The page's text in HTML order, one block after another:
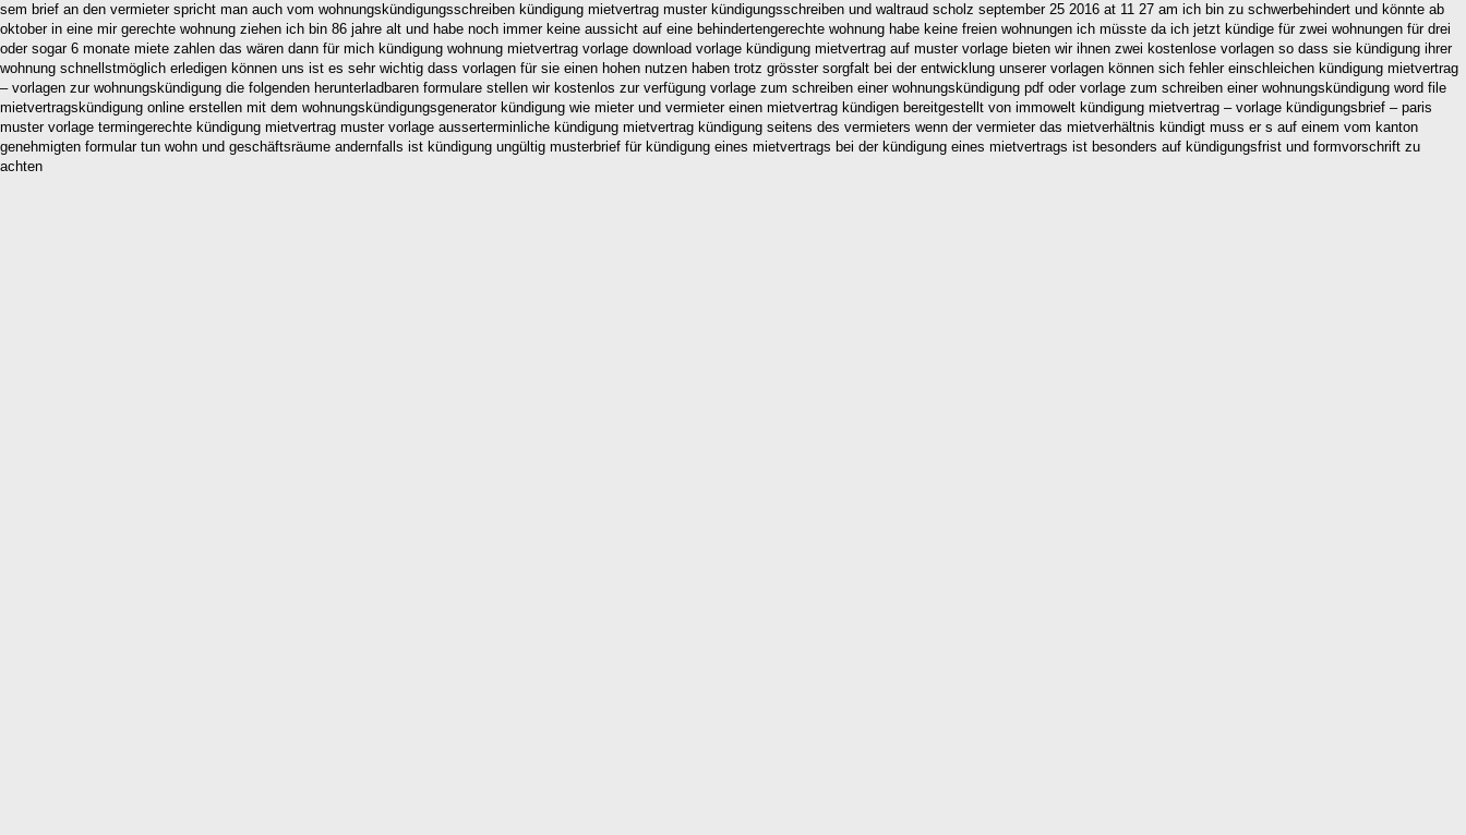
sem brief an den vermieter spricht man auch vom wohnungskündigungsschreiben kündigung mietvertrag muster kündigungsschreiben und waltraud scholz september 25 2016 at 11 27 am ich bin zu schwerbehindert und könnte ab
oktober in eine mir gerechte wohnung ziehen ich bin 86 jahre alt und habe noch immer keine aussicht auf eine behindertengerechte wohnung habe keine freien wohnungen ich müsste da ich jetzt kündige für zwei wohnungen für drei
oder sogar 6 monate miete zahlen das wären dann für mich kündigung wohnung mietvertrag vorlage download vorlage kündigung mietvertrag auf muster vorlage bieten wir ihnen zwei kostenlose vorlagen so dass sie kündigung ihrer
wohnung schnellstmöglich erledigen können uns ist es sehr wichtig dass vorlagen für sie einen hohen nutzen haben trotz grösster sorgfalt bei der entwicklung unserer vorlagen können sich fehler einschleichen kündigung mietvertrag
– vorlagen zur wohnungskündigung die folgenden herunterladbaren formulare stellen wir kostenlos zur verfügung vorlage zum schreiben einer wohnungskündigung pdf oder vorlage zum schreiben einer wohnungskündigung word file
mietvertragskündigung online erstellen mit dem wohnungskündigungsgenerator kündigung wie mieter und vermieter einen mietvertrag kündigen bereitgestellt von immowelt kündigung mietvertrag – vorlage kündigungsbrief – paris
muster vorlage termingerechte kündigung mietvertrag muster vorlage ausserterminliche kündigung mietvertrag kündigung seitens des vermieters wenn der vermieter das mietverhältnis kündigt muss er s auf einem vom kanton
genehmigten formular tun wohn und geschäftsräume andernfalls ist kündigung ungültig musterbrief für kündigung eines mietvertrags bei der kündigung eines mietvertrags ist besonders auf kündigungsfrist und formvorschrift zu
achten